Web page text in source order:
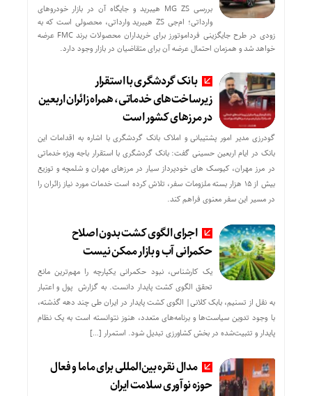
بررسی MG ZS هیبرید و جایگاه آن در بازار خودروهای
وارداتی؛ ام‌جی ZS هیبرید وارداتی، محصولی است که به
زودی در طرح جایگزینی فرداموتورز برای خریداران محصولات برند FMC عرضه
خواهد شد و همزمان احتمال عرضه آن برای متقاضیان در بازار وجود دارد.
بانک گردشگری با استقرار
زیرساخت‌های خدماتی، همراه زائران اربعین
در مرزهای کشور است
گودرزی مدیر امور پشتیبانی و املاک بانک گردشگری با اشاره به اقدامات این
بانک در ایام اربعین حسینی گفت: بانک گردشگری با استقرار باجه ویژه خدماتی
در مرز مهران، کیوسک های خودپرداز سیار در مرزهای مهران و شلمچه و توزیع
بیش از ۱۵ هزار بسته ملزومات سفر، تلاش کرده است خدمات مورد نیاز زائران را
در مسیر این سفر معنوی فراهم کند.
اجرای الگوی کشت بدون اصلاح
حکمرانی آب و بازار ممکن نیست
یک کارشناس، نبود حکمرانی یکپارچه را مهم‌ترین مانع
تحقق الگوی کشت پایدار دانست. به گزارش پول و اعتبار
به نقل از تسنیم، بابک کلانی| الگوی کشت پایدار در ایران طی چند دهه گذشته،
با وجود تدوین سیاست‌ها و برنامه‌های متعدد، هنوز نتوانسته است به یک نظام
پایدار و تثبیت‌شده در بخش کشاورزی تبدیل شود. استمرار […]
مدال نقره بین‌المللی برای ماما و فعال
حوزه نوآوری سلامت ایران